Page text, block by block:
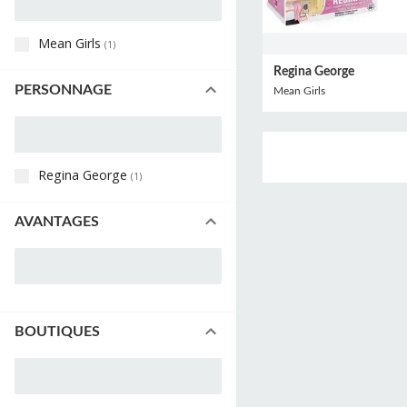
Mean Girls (1 )
PERSONNAGE
Regina George (1 )
AVANTAGES
BOUTIQUES
Regina George
Mean Girls